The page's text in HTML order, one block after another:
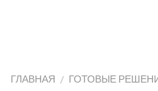
ГЛАВНАЯ / ГОТОВЫЕ